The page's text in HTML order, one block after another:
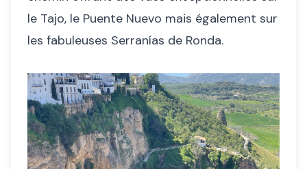
le Tajo, le Puente Nuevo mais également sur
les fabuleuses Serranías de Ronda.